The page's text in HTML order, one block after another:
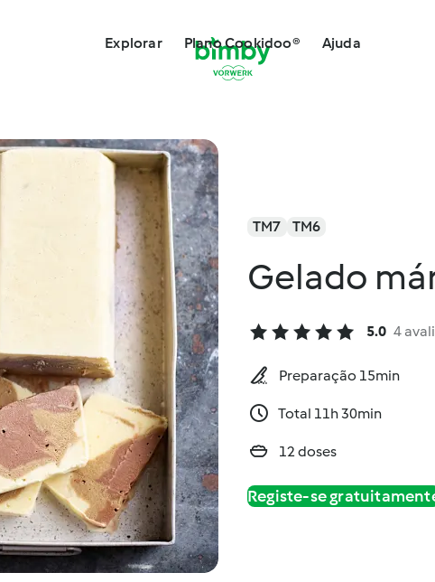
Explorar Plano Cookidoo® Ajuda
TM7 TM6
Gelado
5.0 4
Preparação 15min
Total 11h 30min
12 doses
Registe-se